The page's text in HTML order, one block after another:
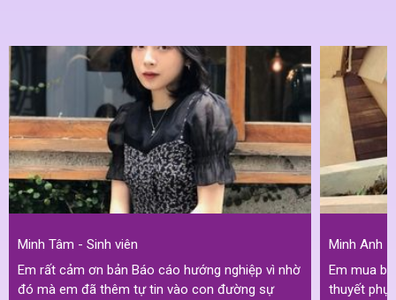
Minh Tâm - Sinh viên
Em rất cảm ơn bản Báo cáo hướng nghiệp vì nhờ
đó mà em đã thêm tự tin vào con đường sự
Minh Anh -
Em mua
thuyết